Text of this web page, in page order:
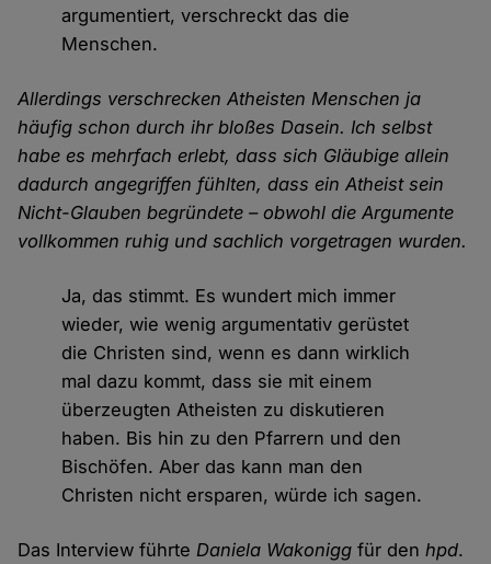
argumentiert, verschreckt das die
Menschen.
Allerdings verschrecken Atheisten Menschen ja
häufig schon durch ihr bloßes Dasein. Ich selbst
habe es mehrfach erlebt, dass sich Gläubige allein
dadurch angegriffen fühlten, dass ein Atheist sein
Nicht-Glauben begründete – obwohl die Argumente
vollkommen ruhig und sachlich vorgetragen wurden.
Ja, das stimmt. Es wundert mich immer
wieder, wie wenig argumentativ gerüstet
die Christen sind, wenn es dann wirklich
mal dazu kommt, dass sie mit einem
überzeugten Atheisten zu diskutieren
haben. Bis hin zu den Pfarrern und den
Bischöfen. Aber das kann man den
Christen nicht ersparen, würde ich sagen.
Das Interview führteDaniela Wakonigg für denhpd.